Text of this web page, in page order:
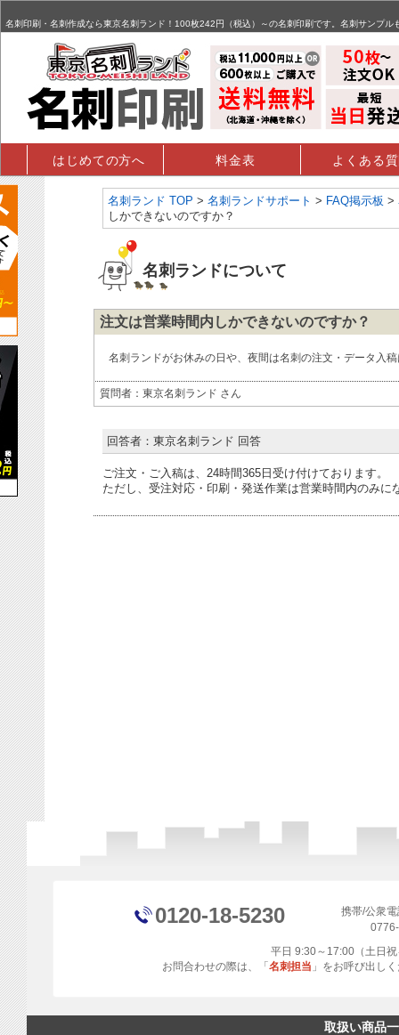
名刺印刷・名刺作成なら東京名刺ランド！100枚242円（税込）～の名刺印刷です。名刺サンプル
はじめての方へ 料金表 よくある
名刺ランド TOP > 名刺ランドサポート > FAQ掲示板 >
しかできないのですか？
名刺ランドについて
注文は営業時間内しかできないのですか？
質問者：東京名刺ランド さん
名刺ランドがお休みの日や、夜間は名刺の注文・データ入
回答者：東京名刺ランド 回答
ご注文・ご入稿は、24時間365日受け付けております。
ただし、受注対応・印刷・発送作業は営業時間内のみに
0120-18-5230
携帯/公衆
平日 9:30～17:00（土日
お問合わせの際は、「 名刺担当 」をお呼び出し
取扱い商品